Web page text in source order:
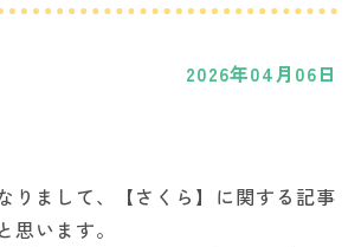
2026年04月06日
りまして、【さくら】に関する記事
思います。